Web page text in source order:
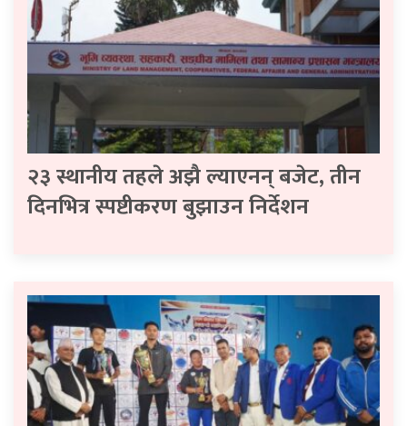
२३ स्थानीय तहले अझै ल्याएनन् बजेट, तीन
दिनभित्र स्पष्टीकरण बुझाउन निर्देशन